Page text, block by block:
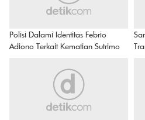
Polisi Dalami Identitas Febrio
Adiono Terkait Kematian Sutrimo